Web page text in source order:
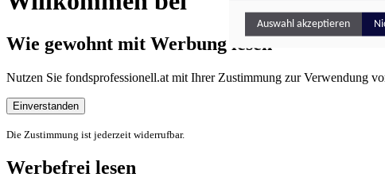
Wie gewohnt mit Werbung lesen
Nutzen Sie fondsprofessionell.at mit Ihrer Zustimmung zur Verwendung
Einverstanden
Die Zustimmung ist jederzeit widerrufbar.
Werbefrei lesen
Auswahl akzeptieren